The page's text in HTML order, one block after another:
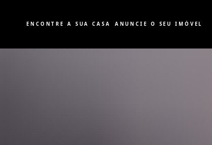
ENCONTRE A SUA CASA ANUNCIE O SEU IMÓVEL